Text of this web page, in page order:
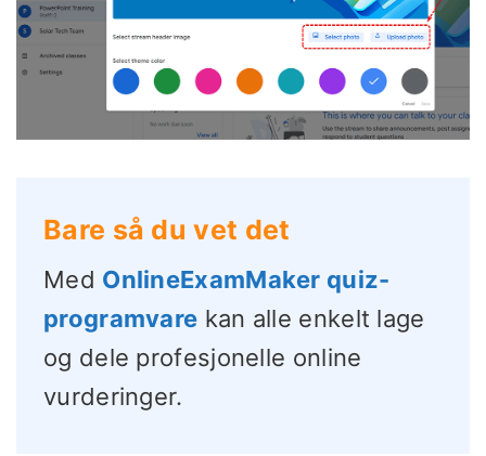
Bare så du vet det
Med OnlineExamMaker quiz-
programvare kan alle enkelt lage
og dele profesjonelle online
vurderinger.